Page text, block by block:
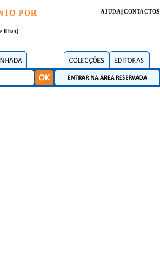
POR
Ilhas)
AJUDA| CONTACTOS